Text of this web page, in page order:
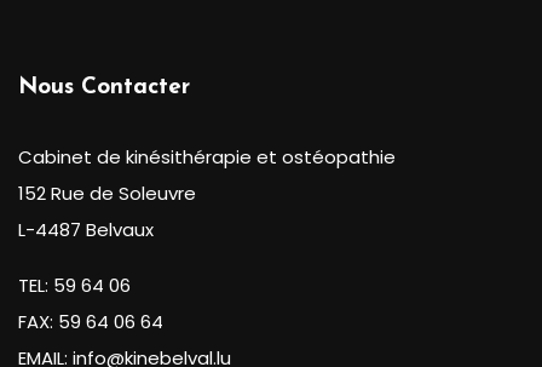
Nous Contacter
Cabinet de kinésithérapie et ostéopathie
152 Rue de Soleuvre
L-4487 Belvaux
TEL: 59 64 06
FAX: 59 64 06 64
EMAIL: info@kinebelval.lu